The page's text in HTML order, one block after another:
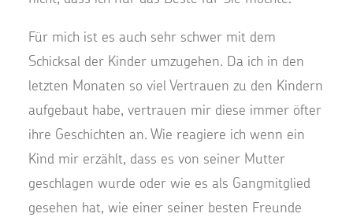
Für mich ist es auch sehr schwer mit dem
Schicksal der Kinder umzugehen. Da ich in den
letzten Monaten so viel Vertrauen zu den Kindern
aufgebaut habe, vertrauen mir diese immer öfter
ihre Geschichten an. Wie reagiere ich wenn ein
Kind mir erzählt, dass es von seiner Mutter
geschlagen wurde oder wie es als Gangmitglied
gesehen hat, wie einer seiner besten Freunde